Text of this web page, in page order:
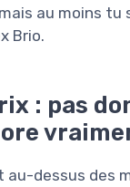
au moins
Brio.
: pas
au-dessus des